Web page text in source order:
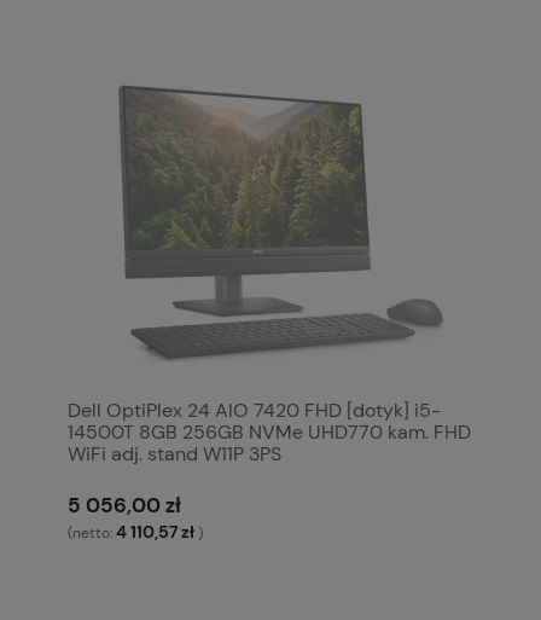
Dell OptiPlex 24 AIO 7420 FHD [dotyk] i5-
14500T 8GB 256GB NVMe UHD770 kam. FHD
WiFi adj. stand W11P 3PS
5 056,00 zł
(netto:4 110,57 zł )